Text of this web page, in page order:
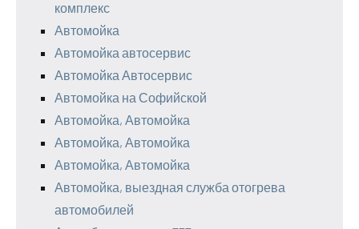
комплекс
Автомойка
Автомойка автосервис
Автомойка Автосервис
Автомойка на Софийской
Автомойка, Автомойка
Автомойка, Автомойка
Автомойка, Автомойка
Автомойка, выездная служба отогрева
автомобилей